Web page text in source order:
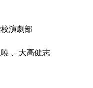
演劇部
、大高健志